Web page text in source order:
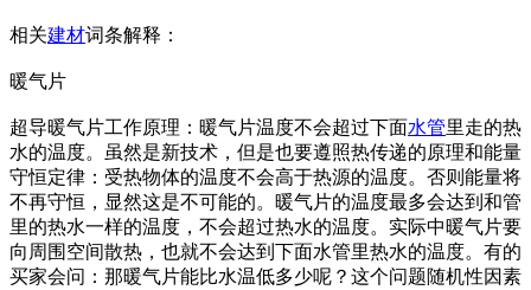
相关建材词条解释：
暖气片
超导暖气片工作原理：暖气片温度不会超过下面水管里走的热
水的温度。虽然是新技术，但是也要遵照热传递的原理和能量
守恒定律：受热物体的温度不会高于热源的温度。否则能量将
不再守恒，显然这是不可能的。暖气片的温度最多会达到和管
里的热水一样的温度，不会超过热水的温度。实际中暖气片要
向周围空间散热，也就不会达到下面水管里热水的温度。有的
买家会问：那暖气片能比水温低多少呢？这个问题随机性因素